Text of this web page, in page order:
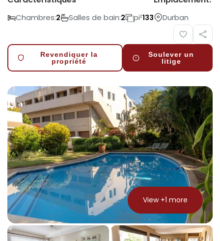
Chambres:2 Salles de bain:2 pi²133 Durban
Revendiquer la
propriété
Soulever un
litige
View +1 more